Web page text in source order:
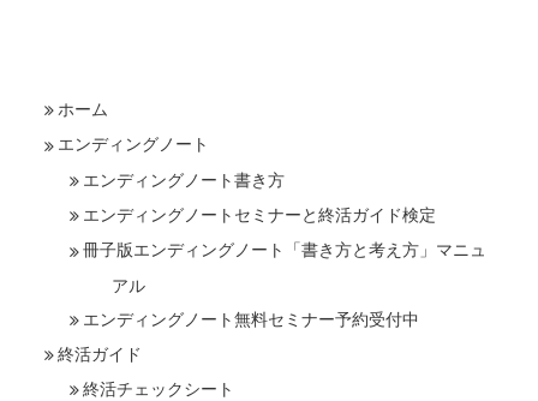
ホーム
エンディングノート
エンディングノート書き方
エンディングノートセミナーと終活ガイド検定
冊子版エンディングノート「書き方と考え方」マニュ
アル
エンディングノート無料セミナー予約受付中
終活ガイド
終活チェックシート